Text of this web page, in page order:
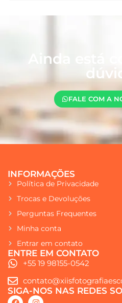
Ainda está
FALE COM A
INFORMAÇÕES
Política de Privacidade
Trocas e Devoluções
Perguntas Frequentes
Minha conta
Entrar em contato
ENTRE EM CONTATO
+55 19 98155-0542
SIGA-NOS NAS REDES